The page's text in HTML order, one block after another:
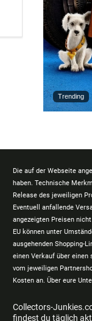
Trending
Die auf der Webseite
haben. Technische
Release des jeweiligen
Eventuell anfallende
angezeigten Preisen
EU können unter
ausgehenden Shopping-
einen Verkauf über einen
vom jeweiligen
Kosten an. Über eure
Collectors-
findest du täglich